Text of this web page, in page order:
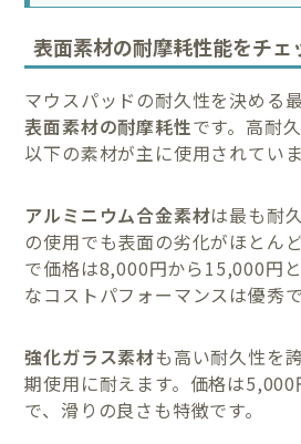
表面素材の耐摩耗性能をチェ
マウスパッドの耐久性を決める
表面素材の耐摩耗性です。高耐
以下の素材が主に使用されていま
アルミニウム合金素材は最も耐
の使用でも表面の劣化がほとん
で価格は8,000円から15,000円
なコストパフォーマンスは優秀で
強化ガラス素材も高い耐久性を
期使用に耐えます。価格は
で、滑りの良さも特徴です。